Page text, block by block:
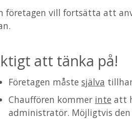
företagen vill fortsätta att
att tänka på!
Företagen måste själva
Chauffören kommer inte att
administratör. Möjligtvis